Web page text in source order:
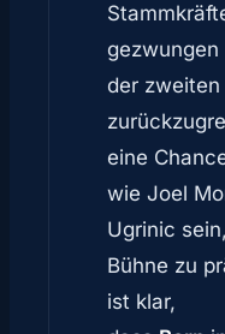
gezwungen
der zweiten
eine
wie Joel
Ugrinic
Bühne zu
ist klar,